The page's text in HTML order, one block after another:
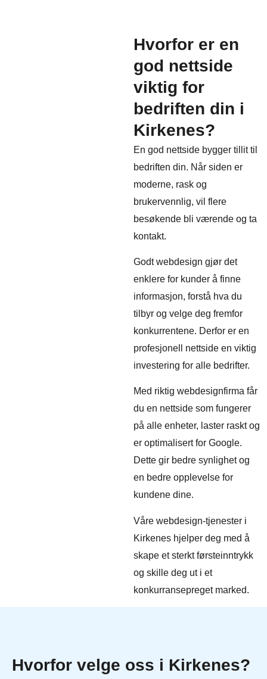
Hvorfor er en
god nettside
viktig for
bedriften din i
Kirkenes?
En god nettside bygger tillit til
bedriften din. Når siden er
moderne, rask og
brukervennlig, vil flere
besøkende bli værende og ta
kontakt.
Godt webdesign gjør det
enklere for kunder å finne
informasjon, forstå hva du
tilbyr og velge deg fremfor
konkurrentene. Derfor er en
profesjonell nettside en viktig
investering for alle bedrifter.
Med riktig webdesignfirma får
du en nettside som fungerer
på alle enheter, laster raskt og
er optimalisert for Google.
Dette gir bedre synlighet og
en bedre opplevelse for
kundene dine.
Våre webdesign-tjenester i
Kirkenes hjelper deg med å
skape et sterkt førsteinntrykk
og skille deg ut i et
konkurransepreget marked.
Hvorfor velge oss i Kirkenes?